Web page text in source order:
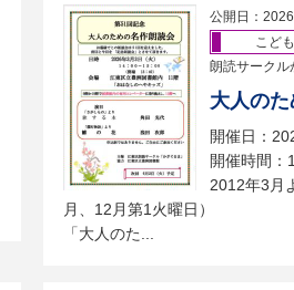
公開日：
こども
朗読サークル
大人の
開催日：
開催時間：
2012年3月
月、12月第1火曜日）
「大人のた...